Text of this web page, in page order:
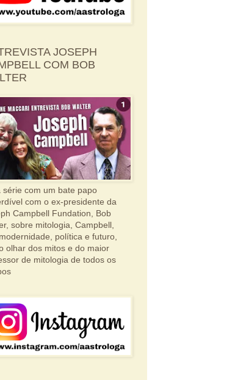
JOSEPH
COM BOB
série com um bate papo
com o ex-presidente da
Campbell Fundation, Bob
sobre mitologia, Campbell,
política e futuro,
olhar dos mitos e do maior
de mitologia de todos os